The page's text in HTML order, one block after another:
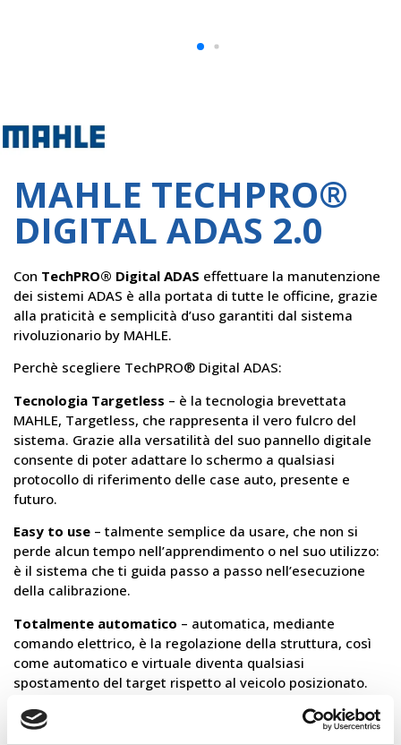
MAHLE TECHPRO®
DIGITAL ADAS 2.0
Con TechPRO® Digital ADAS effettuare la manutenzione
dei sistemi ADAS è alla portata di tutte le officine, grazie
alla praticità e semplicità d’uso garantiti dal sistema
rivoluzionario by MAHLE.
Perchè scegliere TechPRO® Digital ADAS:
Tecnologia Targetless – è la tecnologia brevettata
MAHLE, Targetless, che rappresenta il vero fulcro del
sistema. Grazie alla versatilità del suo pannello digitale
consente di poter adattare lo schermo a qualsiasi
protocollo di riferimento delle case auto, presente e
futuro.
Easy to use – talmente semplice da usare, che non si
perde alcun tempo nell’apprendimento o nel suo utilizzo:
è il sistema che ti guida passo a passo nell’esecuzione
della calibrazione.
Totalmente automatico – automatica, mediante
comando elettrico, è la regolazione della struttura, così
come automatico e virtuale diventa qualsiasi
spostamento del target rispetto al veicolo posizionato.
Sistema Keystone
– l’estrema precisione è garantita dal